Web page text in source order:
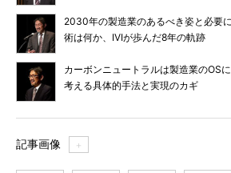
2030年の製造業のあるべき姿と必要
術は何か、IVIが歩んだ8年の軌跡
カーボンニュートラルは製造業のOS
考える具体的手法と実現のカギ
記事画像 ＋